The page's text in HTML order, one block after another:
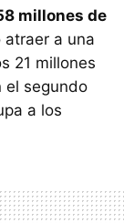
millones de
atraer a una
21 millones
el segundo
a los